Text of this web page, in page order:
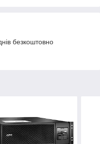
безкоштовно